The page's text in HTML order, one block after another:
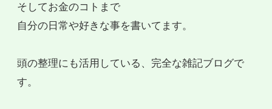
そしてお金のコトまで
自分の日常や好きな事を書いてます。
頭の整理にも活用している、完全な雑記ブログで
す。